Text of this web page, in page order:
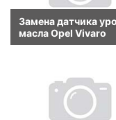
Замена датчика
масла Opel Vivaro